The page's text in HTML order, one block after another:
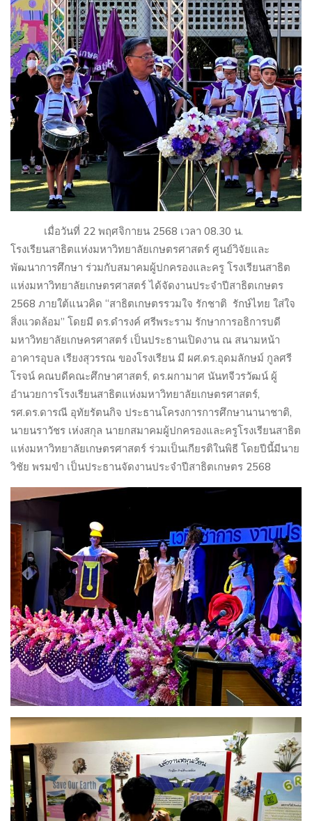
เมื่อวันที่ 22 พฤศจิกายน 2568 เวลา 08.30 น.
โรงเรียนสาธิตแห่งมหาวิทยาลัยเกษตรศาสตร์ ศูนย์วิจัยและ
พัฒนาการศึกษา ร่วมกับสมาคมผู้ปกครองและครู โรงเรียนสาธิต
แห่งมหาวิทยาลัยเกษตรศาสตร์ ได้จัดงานประจำปีสาธิตเกษตร
2568 ภายใต้แนวคิด “สาธิตเกษตรรวมใจ รักชาติ รักษ์ไทย ใส่ใจ
สิ่งแวดล้อม” โดยมี ดร.ดำรงค์ ศรีพระราม รักษาการอธิการบดี
มหาวิทยาลัยเกษครศาสตร์ เป็นประธานเปิดงาน ณ สนามหน้า
อาคารอุบล เรียงสุวรรณ ของโรงเรียน มี ผศ.ดร.อุดมลักษม์ กูลศรี
โรจน์ คณบดีคณะศึกษาศาสตร์, ดร.ผกามาศ นันทจีวรวัฒน์ ผู้
อำนวยการโรงเรียนสาธิตแห่งมหาวิทยาลัยเกษตรศาสตร์,
รศ.ดร.ดารณี อุทัยรัตนกิจ ประธานโครงการการศึกษานานาชาติ,
นายนราวัชร เห่งสกุล นายกสมาคมผู้ปกครองและครูโรงเรียนสาธิต
แห่งมหาวิทยาลัยเกษตรศาสตร์ ร่วมเป็นเกียรติในพิธี โดยปีนี้มีนาย
วิชัย พรมขำ เป็นประธานจัดงานประจำปีสาธิตเกษตร 2568